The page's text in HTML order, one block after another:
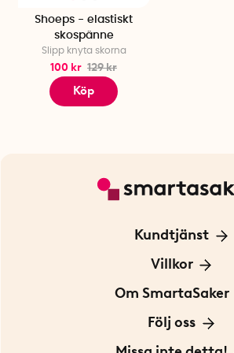
Shoeps - elastiskt
skospänne
Slipp knyta skorna
100 kr 129 kr
Köp
Kundtjänst
Kontakta oss
För Företag
Villkor
Frakt och leverans
Personuppgiftspolicy
Om SmartaSaker
Om oss
Vår historia
Följ oss
Blogg: Smarta tips